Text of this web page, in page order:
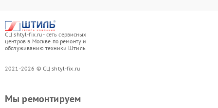
СЦ shtyl-fix.ru - сеть сервисных
центров в Москве по ремонту и
обслуживанию техники Штиль
2021-2026 © СЦ shtyl-fix.ru
Мы ремонтируем